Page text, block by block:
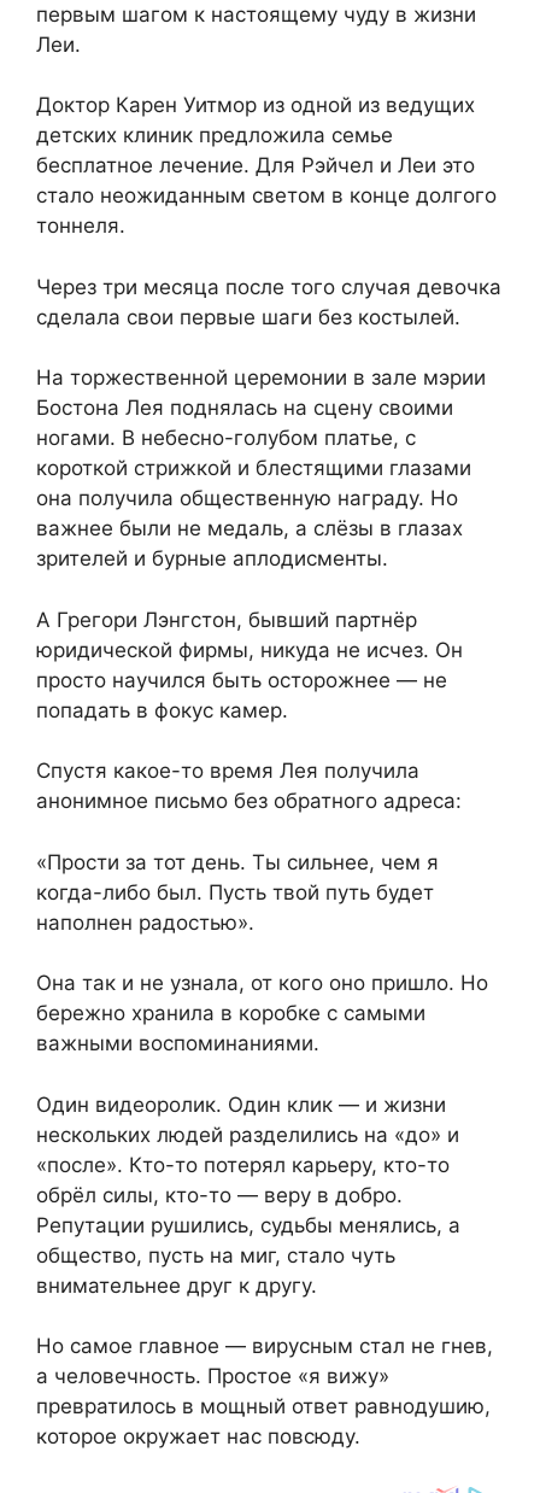
первым шагом к настоящему чуду в жизни
Леи.
Доктор Карен Уитмор из одной из ведущих
детских клиник предложила семье
бесплатное лечение. Для Рэйчел и Леи это
стало неожиданным светом в конце долгого
тоннеля.
Через три месяца после того случая девочка
сделала свои первые шаги без костылей.
На торжественной церемонии в зале мэрии
Бостона Лея поднялась на сцену своими
ногами. В небесно-голубом платье, с
короткой стрижкой и блестящими глазами
она получила общественную награду. Но
важнее были не медаль, а слёзы в глазах
зрителей и бурные аплодисменты.
А Грегори Лэнгстон, бывший партнёр
юридической фирмы, никуда не исчез. Он
просто научился быть осторожнее — не
попадать в фокус камер.
Спустя какое-то время Лея получила
анонимное письмо без обратного адреса:
«Прости за тот день. Ты сильнее, чем я
когда-либо был. Пусть твой путь будет
наполнен радостью».
Она так и не узнала, от кого оно пришло. Но
бережно хранила в коробке с самыми
важными воспоминаниями.
Один видеоролик. Один клик — и жизни
нескольких людей разделились на «до» и
«после». Кто-то потерял карьеру, кто-то
обрёл силы, кто-то — веру в добро.
Репутации рушились, судьбы менялись, а
общество, пусть на миг, стало чуть
внимательнее друг к другу.
Но самое главное — вирусным стал не гнев,
а человечность. Простое «я вижу»
превратилось в мощный ответ равнодушию,
которое окружает нас повсюду.